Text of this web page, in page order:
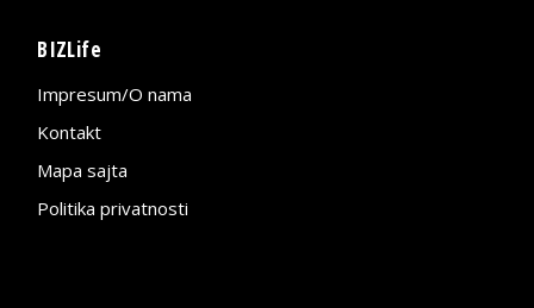
BIZLife
Impresum/O nama
Kontakt
Mapa sajta
Politika privatnosti